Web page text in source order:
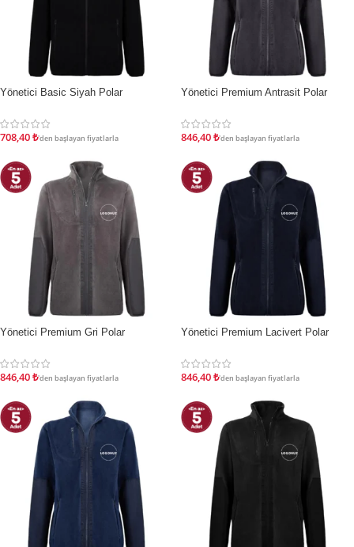
İNDIRIM
Yönetici Basic Siyah Polar
708,40₺'den başlayan fiyatlarla
İNDIRIM
Yönetici Premium Antrasit Polar
846,40₺'den başlayan fiyatlarla
İNDIRIM
Yönetici Premium Gri Polar
846,40₺'den başlayan fiyatlarla
İNDIRIM
Yönetici Premium Lacivert Polar
846,40₺'den başlayan fiyatlarla